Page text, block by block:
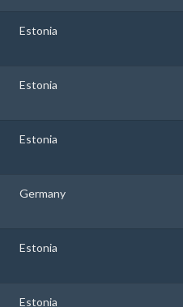
Estonia
Estonia
Estonia
Germany
Estonia
Estonia